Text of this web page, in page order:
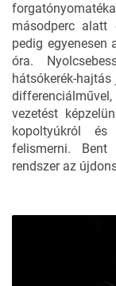
másodperc alatt
pedig egyenesen
óra.
hátsókerék-
vezetést
kopoltyúkról
felismerni. Bent
rendszer az